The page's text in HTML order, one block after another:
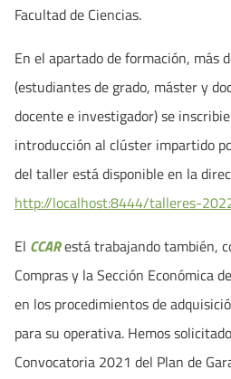
Facultad de Ciencias.
En el apartado de formación, más
(estudiantes de grado, máster y
docente e investigador) se
introducción al clúster impartido
del taller está disponible en la
http://localhost:8444/talleres-
El CCARestá trabajando también,
Compras y la Sección Económica
en los procedimientos de
para su operativa. Hemos
Convocatoria 2021 del Plan de